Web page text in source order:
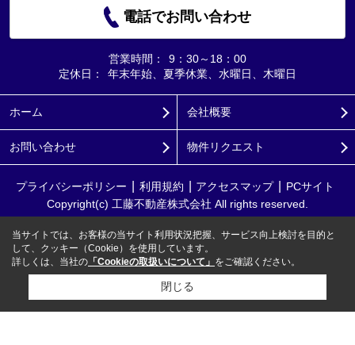
電話でお問い合わせ
営業時間：
9：30～18：00
定休日：
年末年始、夏季休業、水曜日、木曜日
ホーム 会社概要
お問い合わせ 物件リクエスト
プライバシーポリシー 利用規約 アクセスマップ
PCサイト
Copyright(c) 工藤不動産株式会社 All rights reserved.
当サイトでは、お客様の当サイト利用状況把握、サービス向上検討を目的と
して、クッキー（Cookie）を使用しています。
詳しくは、当社の 「Cookieの取扱いについて」 をご確認ください。
閉じる